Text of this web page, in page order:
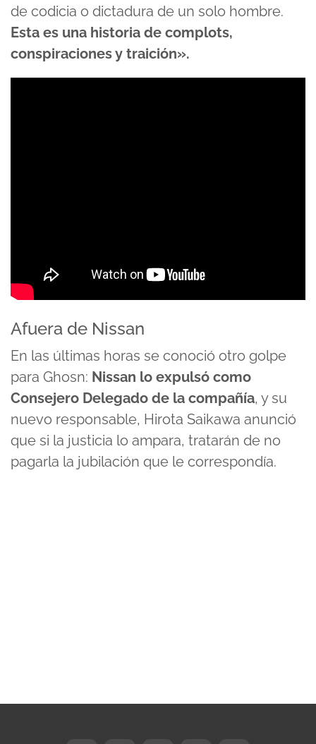
de codicia o dictadura de un solo hombre.
Esta es una historia de complots,
conspiraciones y traición».
Afuera de Nissan
En las últimas horas se conoció otro golpe
para Ghosn: Nissan lo expulsó como
Consejero Delegado de la compañía, y su
nuevo responsable, Hirota Saikawa anunció
que si la justicia lo ampara, tratarán de no
pagarla la jubilación que le correspondía.